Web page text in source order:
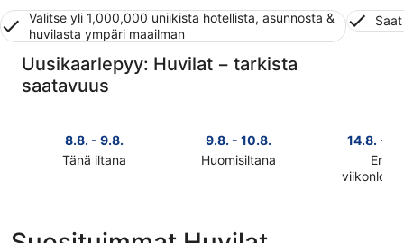
Valitse yli 1,000,000 uniikista hotellista, asunnosta &
huvilasta ympäri maailman
Uusikaarlepyy: Huvilat − tarkista
saatavuus
8.8. - 9.8.
Tänä iltana
hinnat
9.8. - 10.8.
Huomisiltana
hinnat
14.8. -
Ensi